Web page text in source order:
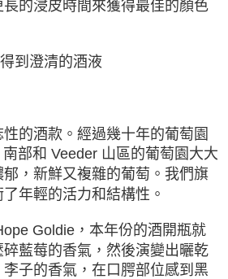
的浸⽪時間來獲得最佳的顏色
到澄清的酒液
的酒款。經過幾十年的葡萄園
部和 Veeder ⼭區的葡萄園大大
，新鮮又複雜的葡萄。我們旗
年輕的活力和結構性。
Goldie，本年份的酒開瓶就
藍莓的香氣，然後演變出曬乾
子的香氣，在口腭部位感到黑